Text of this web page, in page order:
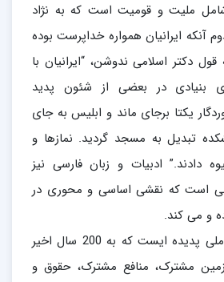
ملیت و قومیت است که به نژاد
آنکه ایرانیان همواره خداپرست بوده
قول دکتر اسلامی ندوشن، “ایرانیان با
بنیادی در بعضی از شئون پدید
یکتا برجای ماند و ابلیس به جای
تبدیل به مسجد گردید. نمازها و
دادند.” ادبیات و زبان فارسی نیز
است که نقشی اساسی و محوری در
و می کند.
-هویت ملی: هویت ملی پدیده ایست که به 200 سال اخیر
مشترک، منافع مشترک، حقوق و